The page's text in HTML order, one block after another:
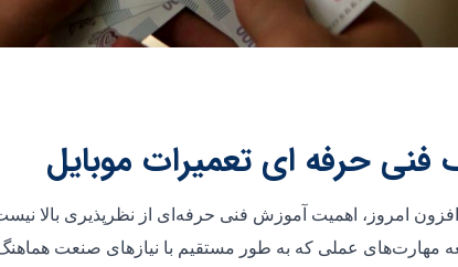
فنی حرفه ای تعمیرات موبایل
امروز، اهمیت آموزش فنی حرفه‌ای از نظر‌پذیری بالا
مهارت‌های عملی که به طور مستقیم با نیازهای صنعت